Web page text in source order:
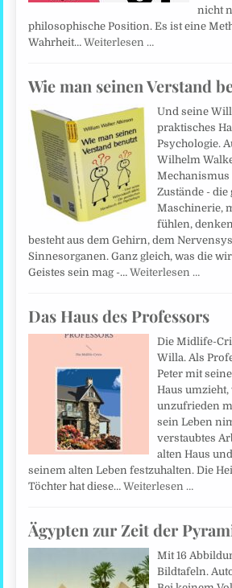
nicht
philosophische Position. Es ist eine
Wahrheit…Weiterlesen …
Wie man seinen Verstand
Und seine
praktisches
Psychologie.
Wilhelm
Zustände - die
Maschinerie,
fühlen,
besteht aus dem Gehirn, dem
Sinnesorganen. Ganz gleich, was die
Geistes sein mag -…Weiterlesen …
Das Haus des Professors
Die Midlife-
Willa. Als
Peter mit
Haus
unzufrieden
sein Leben
verstaubtes
alten Haus
seinem alten Leben festzuhalten. Die
Töchter hat diese…Weiterlesen …
Ägypten zur Zeit der
Mit 16
Bildtafeln.